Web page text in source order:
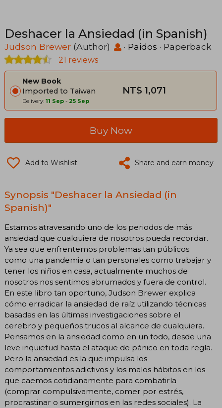
Deshacer la Ansiedad (in Spanish)
Judson Brewer (Author) · Paidos · Paperback
21 reviews
New Book
Imported to Taiwan
Delivery: 11 Sep - 25 Sep
NT$ 1,071
Buy Now
Add to Wishlist Share and earn money
Synopsis "Deshacer la Ansiedad (in
Spanish)"
Estamos atravesando uno de los periodos de más
ansiedad que cualquiera de nosotros pueda recordar.
Ya sea que enfrentemos problemas tan públicos
como una pandemia o tan personales como trabajar y
tener los niños en casa, actualmente muchos de
nosotros nos sentimos abrumados y fuera de control.
En este libro tan oportuno, Judson Brewer explica
cómo erradicar la ansiedad de raíz utilizando técnicas
basadas en las últimas investigaciones sobre el
cerebro y pequeños trucos al alcance de cualquiera.
Pensamos en la ansiedad como en un todo, desde una
leve inquietud hasta el ataque de pánico en toda regla.
Pero la ansiedad es la que impulsa los
comportamientos adictivos y los malos hábitos en los
que caemos cotidianamente para combatirla
(comprar compulsivamente, comer por estrés,
procrastinar o sumergirnos en las redes sociales). La